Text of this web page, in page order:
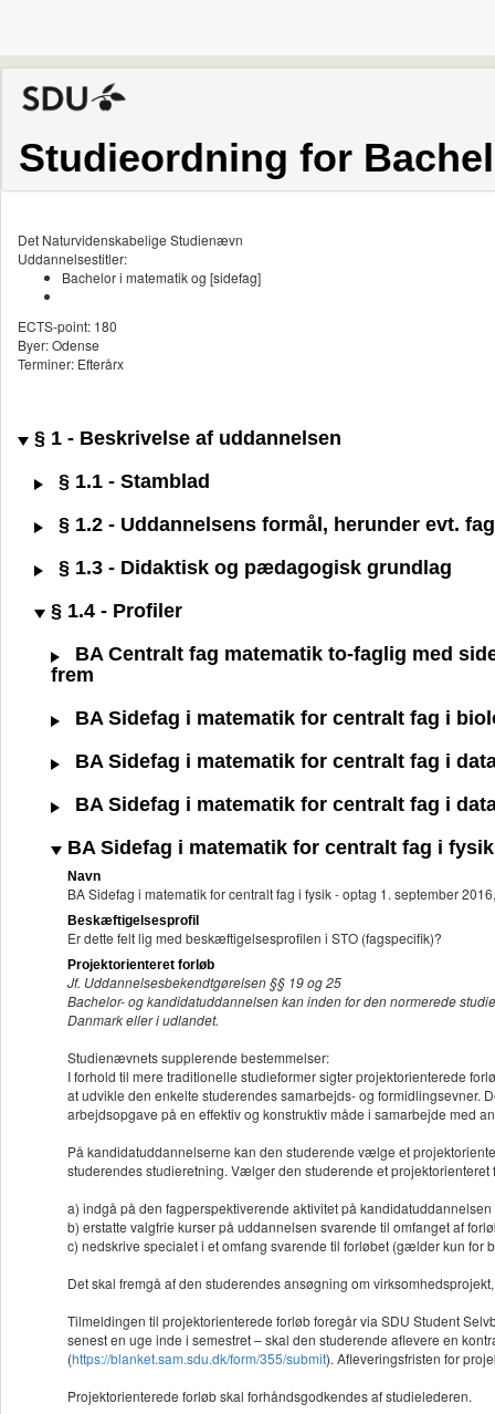
Studieordning for
Det Naturvidenskabelige Studienævn
Uddannelsestitler:
Bachelor i matematik og [sidefag]
ECTS-point: 180
Byer: Odense
Terminer: Efterårx
§ 1 - Beskrivelse af uddannelsen
§ 1.1 - Stamblad
§ 1.2 - Uddannelsens formål, herunder evt.
§ 1.3 - Didaktisk og pædagogisk grundlag
§ 1.4 - Profiler
BA Centralt fag matematik to-faglig med
frem
BA Sidefag i matematik for centralt fag i
BA Sidefag i matematik for centralt fag i
BA Sidefag i matematik for centralt fag i
BA Sidefag i matematik for centralt fag i
Navn
BA Sidefag i matematik for centralt fag i fysik - optag 1. september
Beskæftigelsesprofil
Er dette felt lig med beskæftigelsesprofilen i STO (fagspecifik)?
Projektorienteret forløb
Jf. Uddannelsesbekendtgørelsen §§ 19 og 25
Bachelor- og kandidatuddannelsen kan inden for den normerede
Danmark eller i udlandet.
Studienævnets supplerende bestemmelser:
I forhold til mere traditionelle studieformer sigter projektorienterede
at udvikle den enkelte studerendes samarbejds- og formidlingsevner.
arbejdsopgave på en effektiv og konstruktiv måde i samarbejde med
På kandidatuddannelserne kan den studerende vælge et
studerendes studieretning. Vælger den studerende et
a) indgå på den fagperspektiverende aktivitet på kandidatuddannelsen
b) erstatte valgfrie kurser på uddannelsen svarende til omfanget af
c) nedskrive specialet i et omfang svarende til forløbet (gælder kun for
Det skal fremgå af den studerendes ansøgning om
Tilmeldingen til projektorienterede forløb foregår via SDU Student
senest en uge inde i semestret – skal den studerende aflevere en
(https://blanket.sam.sdu.dk/form/355/submit). Afleveringsfristen for
Projektorienterede forløb skal forhåndsgodkendes af studielederen.